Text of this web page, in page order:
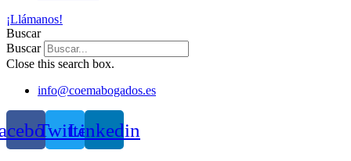
¡Llámanos!
Buscar
Buscar
Close this search box.
info@coemabogados.es
TwitterLinkedin